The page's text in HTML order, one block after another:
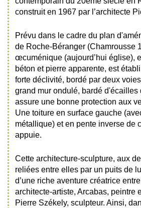
construit en 1967 par l’architecte
Prévu dans le cadre du plan
de Roche-Béranger (Chamrousse
œcuménique (aujourd’hui église),
béton et pierre apparente, est
forte déclivité, bordé par deux
grand mur ondulé, bardé d'écailles
assure une bonne protection aux
Une toiture en surface gauche
métallique) et en pente inverse de
appuie.
Cette architecture-sculpture, aux
reliées entre elles par un puits de
d’une riche aventure créatrice
architecte-artiste, Arcabas, peintre
Pierre Székely, sculpteur. Ainsi,